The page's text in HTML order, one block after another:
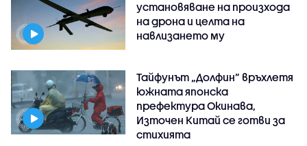
установяване на произхода
на дрона и целта на
навлизането му
Тайфунът „Долфин” връхлетя
южната японска
префектура Окинава,
Източен Китай се готви за
стихията